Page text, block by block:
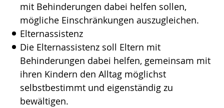
mit Behinderungen dabei helfen sollen,
mögliche Einschränkungen auszugleichen.
Elternassistenz
Die Elternassistenz soll Eltern mit
Behinderungen dabei helfen, gemeinsam mit
ihren Kindern den Alltag möglichst
selbstbestimmt und eigenständig zu
bewältigen.